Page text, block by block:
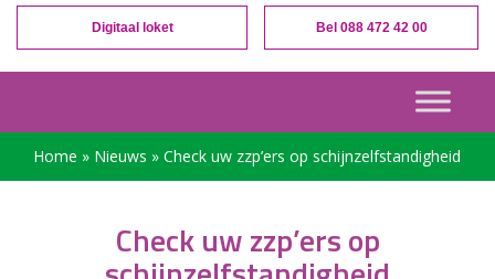
Digitaal loket Bel 088 472 42 00
Home » Nieuws » Check uw zzp’ers op schijnzelfstandigheid
Check uw zzp’ers op